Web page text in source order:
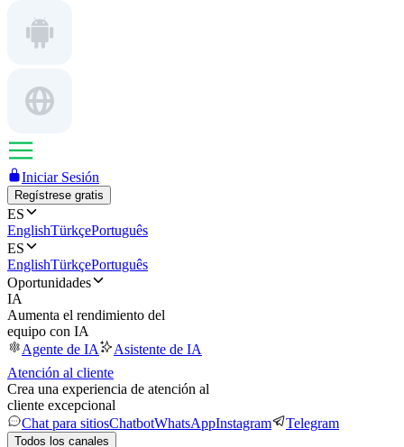
Iniciar Sesión
Regístrese gratis
ES
EnglishTürkçePortuguês
ES
EnglishTürkçePortuguês
Oportunidades
IA
Aumenta el rendimiento del
equipo con IA
Agente de IA
Asistente de IA
Atención al cliente
Crea una experiencia de atención al
cliente excepcional
Chat para sitiosChatbotWhatsAppInstagram Telegram
Todos los canales